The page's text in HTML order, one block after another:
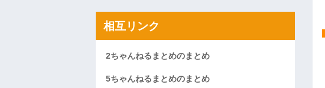
相互リンク
2ちゃんねるまとめのまとめ
5ちゃんねるまとめのまとめ